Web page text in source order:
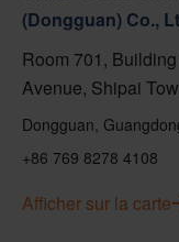
(Dongguan) Co.,
Room 701,
Avenue, Shipai
Dongguan,
+86 769 8278 4108
Afficher sur la carte